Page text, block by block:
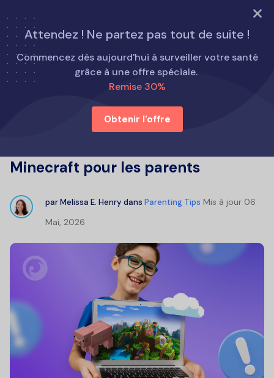
ESSAYEZ MAINTENANT
Attendez ! Ne partez pas tout de suite !
Commencez dès aujourd'hui à surveiller votre santé
grâce à une offre spéciale.
Remise 30%
Obtenir l'offre
Accueil
Conseils parentaux
Minecraft est-il sans danger pour les enfants ? Guide
complet sur Minecraft pour les parents
Minecraft est-il sans danger pour
Minecraft pour les parents
parMelissa E. Henry dans Parenting Tips Mis à jour 06
Mai, 2026